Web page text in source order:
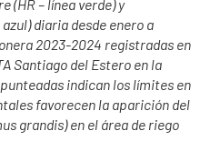
(HR – línea verde) y
diaria desde enero a
2023-2024 registradas en
Santiago del Estero en la
indican los límites en
favorecen la aparición del
grandis) en el área de riego